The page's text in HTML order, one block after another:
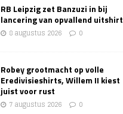
RB Leipzig zet Banzuzi in bij
lancering van opvallend uitshirt
8 augustus 2026 0
Robey grootmacht op volle
Eredivisieshirts, Willem II kiest
juist voor rust
7 augustus 2026 0